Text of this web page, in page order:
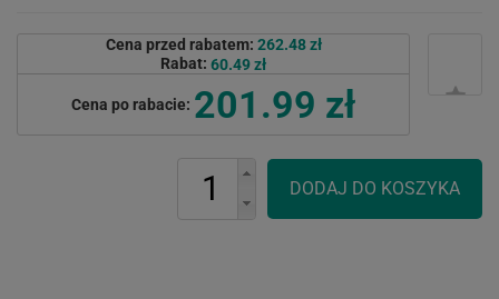
Cena przed rabatem: 262.48 zł
Rabat: 60.49 zł
Cena po rabacie: 201.99 zł